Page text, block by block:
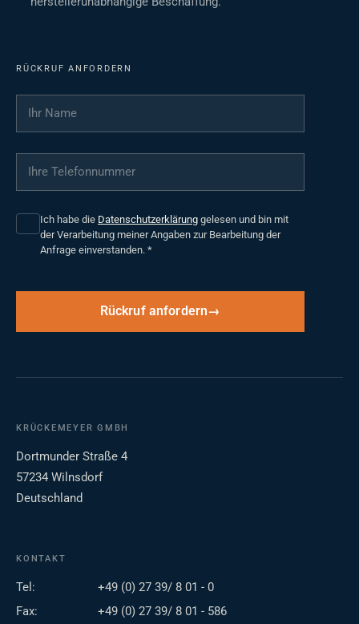
RÜCKRUF ANFORDERN
Ihr Name
Ihre Telefonnummer
Ich habe die Datenschutzerklärung gelesen und bin mit
der Verarbeitung meiner Angaben zur Bearbeitung der
Anfrage einverstanden. *
Rückruf anfordern
KRÜCKEMEYER GMBH
Dortmunder Straße 4
57234 Wilnsdorf
Deutschland
KONTAKT
Tel:
+49 (0) 27 39/ 8 01 - 0
Fax:
+49 (0) 27 39/ 8 01 - 586